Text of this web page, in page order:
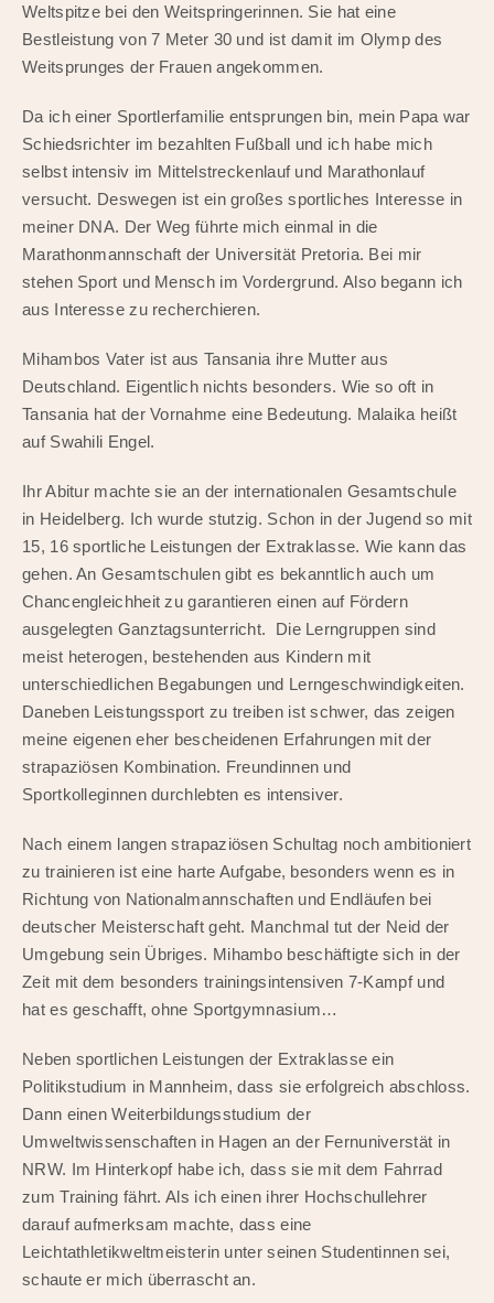
Weltspitze bei den Weitspringerinnen. Sie hat eine
Bestleistung von 7 Meter 30 und ist damit im Olymp des
Weitsprunges der Frauen angekommen.
Da ich einer Sportlerfamilie entsprungen bin, mein Papa war
Schiedsrichter im bezahlten Fußball und ich habe mich
selbst intensiv im Mittelstreckenlauf und Marathonlauf
versucht. Deswegen ist ein großes sportliches Interesse in
meiner DNA. Der Weg führte mich einmal in die
Marathonmannschaft der Universität Pretoria. Bei mir
stehen Sport und Mensch im Vordergrund. Also begann ich
aus Interesse zu recherchieren.
Mihambos Vater ist aus Tansania ihre Mutter aus
Deutschland. Eigentlich nichts besonders. Wie so oft in
Tansania hat der Vornahme eine Bedeutung. Malaika heißt
auf Swahili Engel.
Ihr Abitur machte sie an der internationalen Gesamtschule
in Heidelberg. Ich wurde stutzig. Schon in der Jugend so mit
15, 16 sportliche Leistungen der Extraklasse. Wie kann das
gehen. An Gesamtschulen gibt es bekanntlich auch um
Chancengleichheit zu garantieren einen auf Fördern
ausgelegten Ganztagsunterricht. Die Lerngruppen sind
meist heterogen, bestehenden aus Kindern mit
unterschiedlichen Begabungen und Lerngeschwindigkeiten.
Daneben Leistungssport zu treiben ist schwer, das zeigen
meine eigenen eher bescheidenen Erfahrungen mit der
strapaziösen Kombination. Freundinnen und
Sportkolleginnen durchlebten es intensiver.
Nach einem langen strapaziösen Schultag noch ambitioniert
zu trainieren ist eine harte Aufgabe, besonders wenn es in
Richtung von Nationalmannschaften und Endläufen bei
deutscher Meisterschaft geht. Manchmal tut der Neid der
Umgebung sein Übriges. Mihambo beschäftigte sich in der
Zeit mit dem besonders trainingsintensiven 7-Kampf und
hat es geschafft, ohne Sportgymnasium…
Neben sportlichen Leistungen der Extraklasse ein
Politikstudium in Mannheim, dass sie erfolgreich abschloss.
Dann einen Weiterbildungsstudium der
Umweltwissenschaften in Hagen an der Fernuniverstät in
NRW. Im Hinterkopf habe ich, dass sie mit dem Fahrrad
zum Training fährt. Als ich einen ihrer Hochschullehrer
darauf aufmerksam machte, dass eine
Leichtathletikweltmeisterin unter seinen Studentinnen sei,
schaute er mich überrascht an.